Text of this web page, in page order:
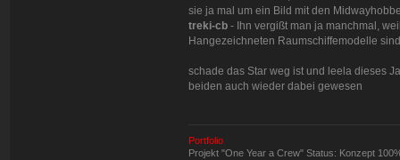
sie ja mal um ein Bild mit den
treki-cb- Ihn vergißt man ja manchmal,
Hangezeichneten Raumschiffemodelle
schade das Star weg ist und leela dieses
beiden auch wieder dabei gewesen
Portfolio
Projekt "One Year a Crew" Status: Konzept